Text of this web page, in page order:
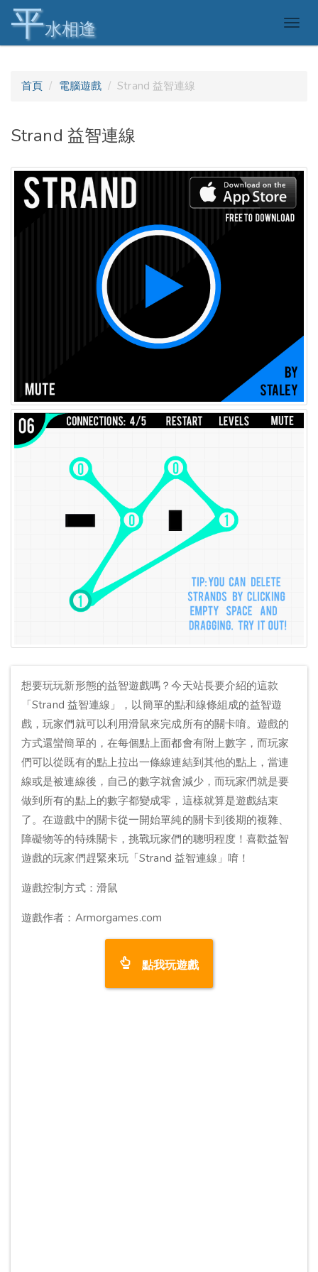
平水相逢
首頁 電腦遊戲 Strand 益智連線
Strand 益智連線
想要玩玩新形態的益智遊戲嗎？今天站長要介紹的這款
「Strand 益智連線」，以簡單的點和線條組成的益智遊
戲，玩家們就可以利用滑鼠來完成所有的關卡唷。遊戲的
方式還蠻簡單的，在每個點上面都會有附上數字，而玩家
們可以從既有的點上拉出一條線連結到其他的點上，當連
線或是被連線後，自己的數字就會減少，而玩家們就是要
做到所有的點上的數字都變成零，這樣就算是遊戲結束
了。在遊戲中的關卡從一開始單純的關卡到後期的複雜、
障礙物等的特殊關卡，挑戰玩家們的聰明程度！喜歡益智
遊戲的玩家們趕緊來玩「Strand 益智連線」唷！
遊戲控制方式：滑鼠
遊戲作者：Armorgames.com
點我玩遊戲